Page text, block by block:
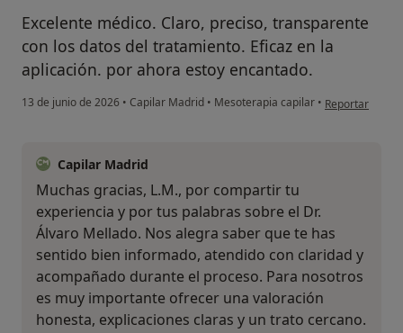
Excelente médico. Claro, preciso, transparente
con los datos del tratamiento. Eficaz en la
aplicación. por ahora estoy encantado.
13 de junio de 2026 • Capilar Madrid • Mesoterapia capilar • en opinión del
Reportar
Capilar Madrid
Muchas gracias, L.M., por compartir tu
experiencia y por tus palabras sobre el Dr.
Álvaro Mellado. Nos alegra saber que te has
sentido bien informado, atendido con claridad y
acompañado durante el proceso. Para nosotros
es muy importante ofrecer una valoración
honesta, explicaciones claras y un trato cercano.